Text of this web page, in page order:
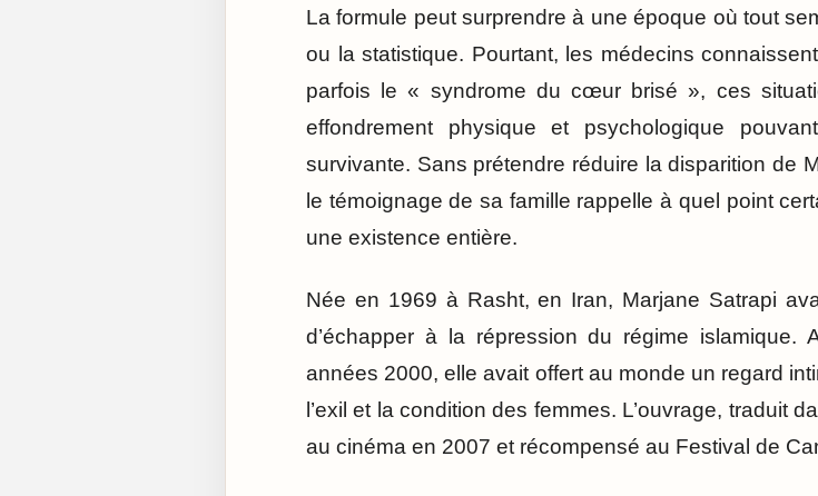
La formule peut surprendre à une époque où tout
ou la statistique. Pourtant, les médecins
parfois le « syndrome du cœur brisé », ces
effondrement physique et psychologique
survivante. Sans prétendre réduire la disparition de
le témoignage de sa famille rappelle à quel point
une existence entière.
Née en 1969 à Rasht, en Iran, Marjane Satrapi
d’échapper à la répression du régime islamique.
années 2000, elle avait offert au monde un regard
l’exil et la condition des femmes. L’ouvrage, traduit
au cinéma en 2007 et récompensé au Festival de